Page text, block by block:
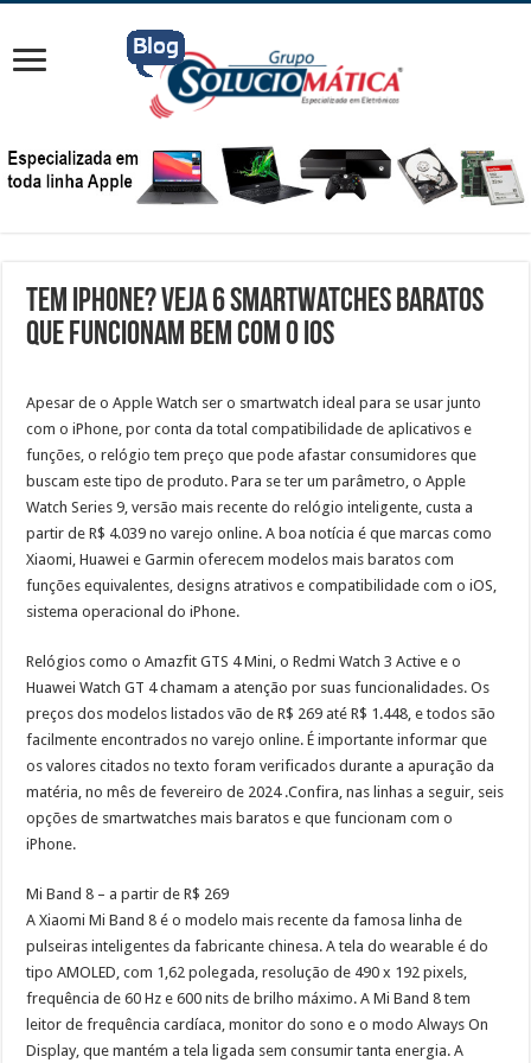
Tem iPhone? Veja 6 smartwatches baratos
que funcionam bem com o iOS
Apesar de o Apple Watch ser o smartwatch ideal para se usar junto
com o iPhone, por conta da total compatibilidade de aplicativos e
funções, o relógio tem preço que pode afastar consumidores que
buscam este tipo de produto. Para se ter um parâmetro, o Apple
Watch Series 9, versão mais recente do relógio inteligente, custa a
partir de R$ 4.039 no varejo online. A boa notícia é que marcas como
Xiaomi, Huawei e Garmin oferecem modelos mais baratos com
funções equivalentes, designs atrativos e compatibilidade com o iOS,
sistema operacional do iPhone.
Relógios como o Amazfit GTS 4 Mini, o Redmi Watch 3 Active e o
Huawei Watch GT 4 chamam a atenção por suas funcionalidades. Os
preços dos modelos listados vão de R$ 269 até R$ 1.448, e todos são
facilmente encontrados no varejo online. É importante informar que
os valores citados no texto foram verificados durante a apuração da
matéria, no mês de fevereiro de 2024 .Confira, nas linhas a seguir, seis
opções de smartwatches mais baratos e que funcionam com o
iPhone.
Mi Band 8 – a partir de R$ 269
A Xiaomi Mi Band 8 é o modelo mais recente da famosa linha de
pulseiras inteligentes da fabricante chinesa. A tela do wearable é do
tipo AMOLED, com 1,62 polegada, resolução de 490 x 192 pixels,
frequência de 60 Hz e 600 nits de brilho máximo. A Mi Band 8 tem
leitor de frequência cardíaca, monitor do sono e o modo Always On
Display, que mantém a tela ligada sem consumir tanta energia. A